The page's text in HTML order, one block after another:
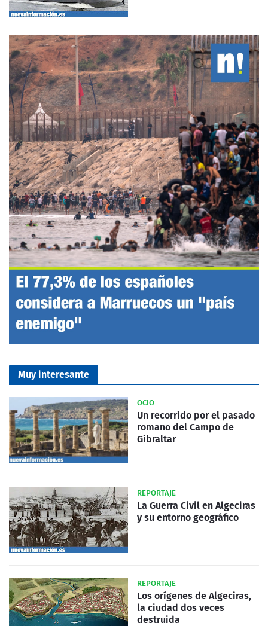
Muy interesante
OCIO
Un recorrido por el pasado
romano del Campo de
Gibraltar
REPORTAJE
La Guerra Civil en Algeciras
y su entorno geográfico
REPORTAJE
Los orígenes de Algeciras,
la ciudad dos veces
destruida